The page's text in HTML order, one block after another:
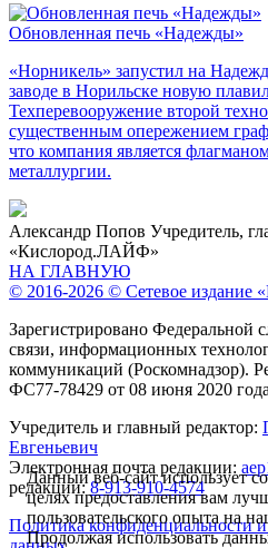
Обновленная печь «Надежды»
«Норникель» запустил на
заводе в Норильске новую
Техперевооружение второй
существенным опережением
что компания является
металлургии.
Александр Попов Учредитель,
«Кислород.ЛАЙФ»
НА ГЛАВНУЮ
© 2016-2026 © Сетевое
Зарегистрировано Федеральной
связи, информационных
коммуникаций (Роскомнадзор).
ФС77-78429 от 08 июня 2020 года
Учредитель и главный редактор:
Евгеньевич
Электронная почта редакции:
редакции:8-913-910-4574
Политика конфиденциальности
Данный веб-сайт использует
целях предоставления вам
пользовательского опыта на
Продолжая использовать